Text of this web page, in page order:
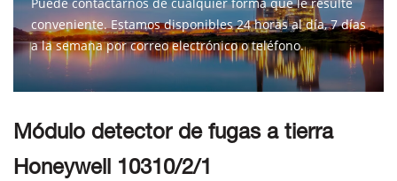
conveniente. Estamos disponibles 24 horas al día, 7 días
a la semana por correo electrónico o teléfono.
CONTÁCTENOS
Módulo detector de fugas a tierra
Honeywell 10310/2/1